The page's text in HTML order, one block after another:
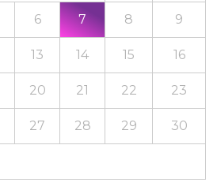
6 7 8 9
13 14 15 16
20 21 22 23
27 28 29 30